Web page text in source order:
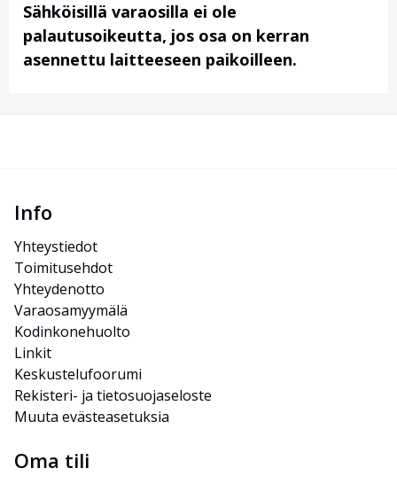
Sähköisillä varaosilla ei ole
palautusoikeutta, jos osa on kerran
asennettu laitteeseen paikoilleen.
Info
Yhteystiedot
Toimitusehdot
Yhteydenotto
Varaosamyymälä
Kodinkonehuolto
Linkit
Keskustelufoorumi
Rekisteri- ja tietosuojaseloste
Muuta evästeasetuksia
Oma tili